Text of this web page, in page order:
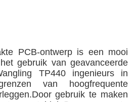
PCB-ontwerp is een mooi
gebruik van geavanceerde
TP440 ingenieurs in
van hoogfrequente
gebruik te maken